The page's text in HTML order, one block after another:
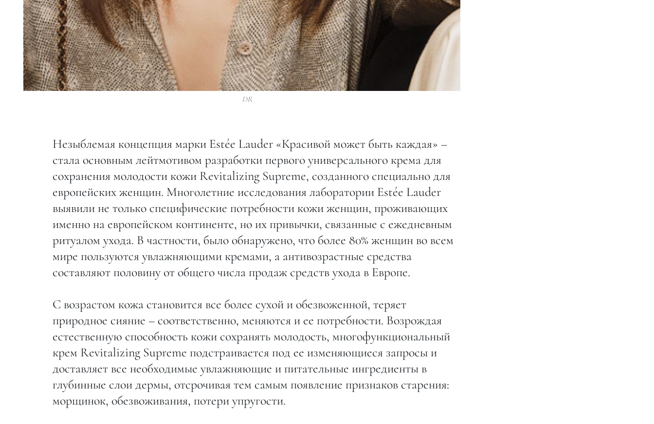
DR
Незыблемая концепция марки Estée Lauder «Красивой может быть каждая» –
стала основным лейтмотивом разработки первого универсального крема для
сохранения молодости кожи Revitalizing Supreme, созданного специально для
европейских женщин. Многолетние исследования лаборатории Estée Lauder
выявили не только специфические потребности кожи женщин, проживающих
именно на европейском континенте, но их привычки, связанные с ежедневным
ритуалом ухода. В частности, было обнаружено, что более 80% женщин во всем
мире пользуются увлажняющими кремами, а антивозрастные средства
составляют половину от общего числа продаж средств ухода в Европе.
С возрастом кожа становится все более сухой и обезвоженной, теряет
природное сияние – соответственно, меняются и ее потребности. Возрождая
естественную способность кожи сохранять молодость, многофункциональный
крем Revitalizing Supreme подстраивается под ее изменяющиеся запросы и
доставляет все необходимые увлажняющие и питательные ингредиенты в
глубинные слои дермы, отсрочивая тем самым появление признаков старения:
морщинок, обезвоживания, потери упругости.